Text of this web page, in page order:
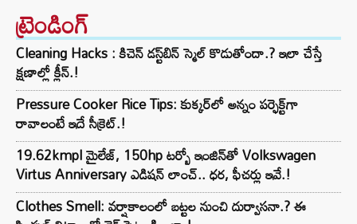
ట్రెండింగ్‌
Cleaning Hacks : కిచెన్ డస్ట్‌బిన్ స్మెల్ కొడుతోందా.? ఇలా చేస్తే
క్షణాల్లో క్లీన్.!
Pressure Cooker Rice Tips: కుక్కర్‌లో అన్నం పర్ఫెక్ట్‌గా
రావాలంటే ఇదే సీక్రెట్.!
19.62kmpl మైలేజ్, 150hp టర్బో ఇంజిన్‌తో Volkswagen
Virtus Anniversary ఎడిషన్ లాంచ్.. ధర, ఫీచర్లు ఇవే.!
Clothes Smell: వర్షాకాలంలో బట్టల నుంచి దుర్వాసనా.? ఈ